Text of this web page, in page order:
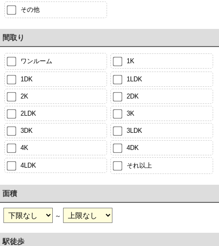
その他
間取り
ワンルーム 1K
1DK 1LDK
2K 2DK
2LDK 3K
3DK 3LDK
4K 4DK
4LDK それ以上
面積
～
駅徒歩